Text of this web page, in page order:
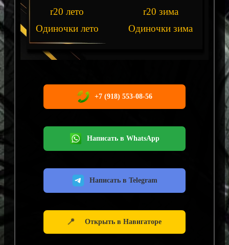
r20 лето
r20 зима
Одиночки лето
Одиночки зима
+7 (918) 553-08-56
Написать в WhatsApp
Написать в Telegram
📍 Открыть в Навигаторе